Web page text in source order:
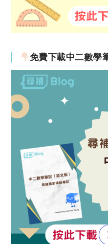
免費下載中二數學